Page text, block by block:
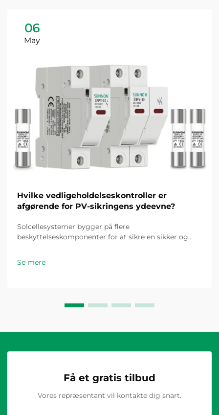
06
May
Hvilke vedligeholdelseskontroller er
afgørende for PV-sikringens ydeevne?
Solcellesystemer bygger på flere
beskyttelseskomponenter for at sikre en sikker og
beskadige moduler, kabler eller invertere. Selvom
Se mere
Få et gratis tilbud
Vores repræsentant vil kontakte dig snart.